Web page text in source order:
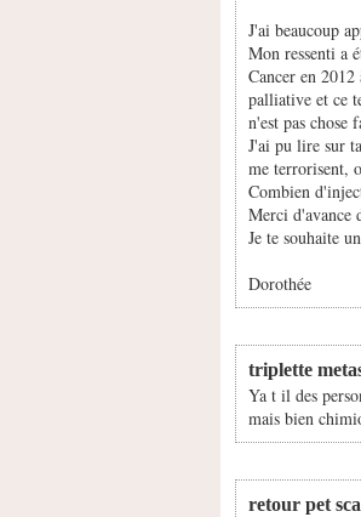
J'ai beaucoup
Mon ressenti a
Cancer en
palliative et ce
n'est pas chose
J'ai pu lire sur
me terrorisent,
Combien
Merci d'avance
Je te souhaite
Dorothée
triplette
Ya t il des
mais bien
retour pet